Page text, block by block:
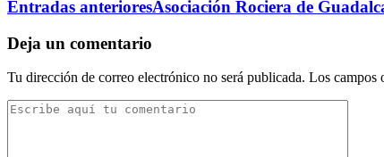
Entradas anterioresAsociación Rociera de
Deja un comentario
Tu dirección de correo electrónico no será publicada. Los campos